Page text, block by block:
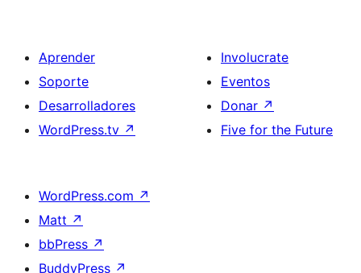
Aprender
Soporte
Desarrolladores
WordPress.tv ↗
Involucrate
Eventos
Donar ↗
Five for the Future
WordPress.com ↗
Matt ↗
bbPress ↗
BuddyPress ↗